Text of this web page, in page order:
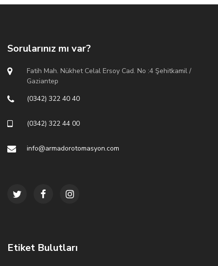
Sorularınız mı var?
Fatih Mah. Nükhet Celal Ersoy Cad. No :4 Şehitkamil /
Gaziantep
(0342) 322 40 40
(0342) 322 44 00
info@armadorotomasyon.com
Etiket Bulutları